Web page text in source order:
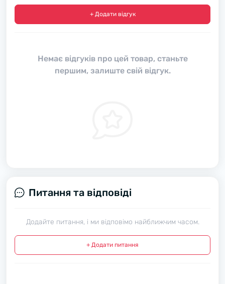
+ Додати відгук
Немає відгуків про цей товар, станьте
першим, залиште свій відгук.
Питання та відповіді
Додайте питання, і ми відповімо найближчим часом.
+ Додати питання